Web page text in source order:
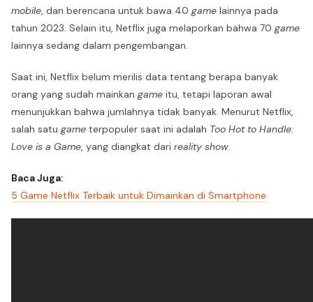
mobile, dan berencana untuk bawa 40 game lainnya pada
tahun 2023. Selain itu, Netflix juga melaporkan bahwa 70 game
lainnya sedang dalam pengembangan.
Saat ini, Netflix belum merilis data tentang berapa banyak
orang yang sudah mainkan game itu, tetapi laporan awal
menunjukkan bahwa jumlahnya tidak banyak. Menurut Netflix,
salah satu game terpopuler saat ini adalah Too Hot to Handle:
Love is a Game, yang diangkat dari reality show.
Baca Juga:
5 Game Netflix Terbaik untuk Dimainkan di Smartphone